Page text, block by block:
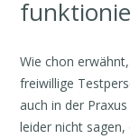
Wie chon
freiwillige
auch in der
leider nicht